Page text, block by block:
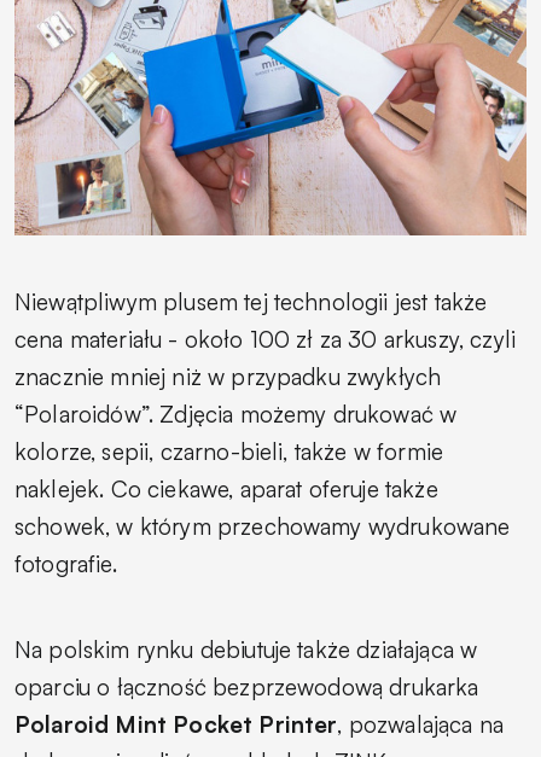
Niewątpliwym plusem tej technologii jest także
cena materiału - około 100 zł za 30 arkuszy, czyli
znacznie mniej niż w przypadku zwykłych
“Polaroidów”. Zdjęcia możemy drukować w
kolorze, sepii, czarno-bieli, także w formie
naklejek. Co ciekawe, aparat oferuje także
schowek, w którym przechowamy wydrukowane
fotografie.
Na polskim rynku debiutuje także działająca w
oparciu o łączność bezprzewodową drukarka
Polaroid Mint Pocket Printer, pozwalająca na